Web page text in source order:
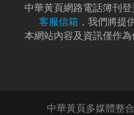
中華黃頁網路電話簿刊
客服信箱 ，我們將提
本網站內容及資訊僅作
中華黃頁多媒體整